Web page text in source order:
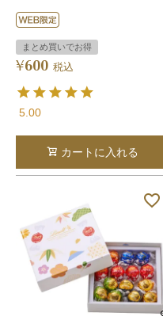
まとめ買いでお得
¥600 税込
5.00
カートに入れる